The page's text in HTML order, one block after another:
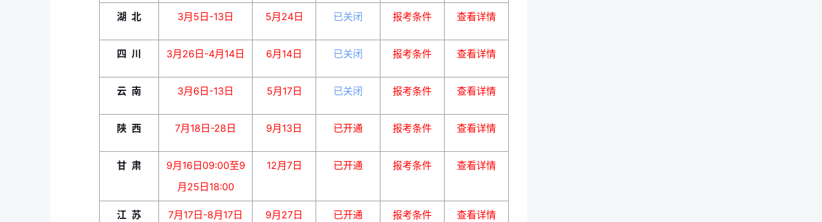
湖 北 3月5日-13日 5月24日 已关闭 报考条件 查看详情
四 川 3月26日-4月14日 6月14日 已关闭 报考条件 查看详情
云 南 3月6日-13日 5月17日 已关闭 报考条件 查看详情
陕 西 7月18日-28日 9月13日 已开通 报考条件 查看详情
甘 肃
9月16日09:00至9
月25日18:00
12月7日 已开通 报考条件 查看详情
江 苏 7月17日-8月17日 9月27日 已开通 报考条件 查看详情